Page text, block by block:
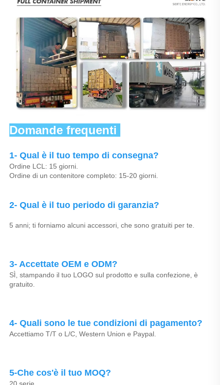
Domande frequenti
1- Qual è il tuo tempo di consegna?
Ordine LCL: 15 giorni.
Ordine di un contenitore completo: 15-20 giorni.
2- Qual è il tuo periodo di garanzia?
5 anni; ti forniamo alcuni accessori, che sono gratuiti per te.
3- Accettate OEM e ODM?
SÌ, stampando il tuo LOGO sul prodotto e sulla confezione, è
gratuito.
4- Quali sono le tue condizioni di pagamento?
Accettiamo T/T o L/C, Western Union e Paypal.
5-Che cos'è il tuo MOQ?